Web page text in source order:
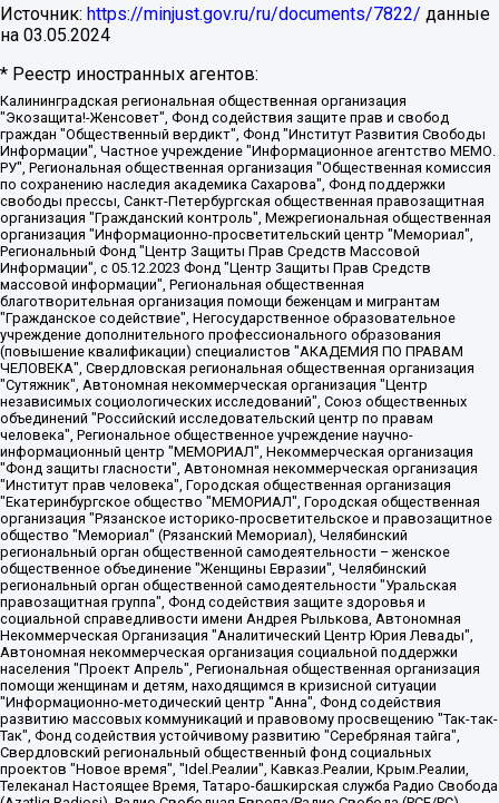
Источник: https://minjust.gov.ru/ru/documents/7822/ данные
на 03.05.2024
* Реестр иностранных агентов:
Калининградская региональная общественная организация "Экозащита!-Женсовет", Фонд содействия защите прав и свобод граждан "Общественный вердикт", Фонд "Институт Развития Свободы Информации", Частное учреждение "Информационное агентство МЕМО. РУ", Региональная общественная организация "Общественная комиссия по сохранению наследия академика Сахарова", Фонд поддержки свободы прессы, Санкт-Петербургская общественная правозащитная организация "Гражданский контроль", Межрегиональная общественная организация "Информационно-просветительский центр "Мемориал", Региональный Фонд "Центр Защиты Прав Средств Массовой Информации", с 05.12.2023 Фонд "Центр Защиты Прав Средств массовой информации", Региональная общественная благотворительная организация помощи беженцам и мигрантам "Гражданское содействие", Негосударственное образовательное учреждение дополнительного профессионального образования (повышение квалификации) специалистов "АКАДЕМИЯ ПО ПРАВАМ ЧЕЛОВЕКА", Свердловская региональная общественная организация "Сутяжник", Автономная некоммерческая организация "Центр независимых социологических исследований", Союз общественных объединений "Российский исследовательский центр по правам человека", Региональное общественное учреждение научно-информационный центр "МЕМОРИАЛ", Некоммерческая организация "Фонд защиты гласности", Автономная некоммерческая организация "Институт прав человека", Городская общественная организация "Екатеринбургское общество "МЕМОРИАЛ", Городская общественная организация "Рязанское историко-просветительское и правозащитное общество "Мемориал" (Рязанский Мемориал), Челябинский региональный орган общественной самодеятельности – женское общественное объединение "Женщины Евразии", Челябинский региональный орган общественной самодеятельности "Уральская правозащитная группа", Фонд содействия защите здоровья и социальной справедливости имени Андрея Рылькова, Автономная Некоммерческая Организация "Аналитический Центр Юрия Левады", Автономная некоммерческая организация социальной поддержки населения "Проект Апрель", Региональная общественная организация помощи женщинам и детям, находящимся в кризисной ситуации "Информационно-методический центр "Анна", Фонд содействия развитию массовых коммуникаций и правовому просвещению "Так-так-Так", Фонд содействия устойчивому развитию "Серебряная тайга", Свердловский региональный общественный фонд социальных проектов "Новое время", "Idel.Реалии", Кавказ.Реалии, Крым.Реалии, Телеканал Настоящее Время, Татаро-башкирская служба Радио Свобода (Azatliq Radiosi), Радио Свободная Европа/Радио Свобода (PCE/PC), "Сибирь.Реалии", "Фактограф", Благотворительный фонд помощи осужденным и их семьям, Автономная некоммерческая организация "Институт глобализации и социальных движений", Фонд "В защиту прав заключенных", Частное учреждение "Центр поддержки и содействия развитию средств массовой информации", Пензенский региональный общественный благотворительный фонд "Гражданский союз", "Север.Реалии", Некоммерческая организация Фонд "Правовая инициатива", Общество с ограниченной ответственностью "Радио Свободная Европа/Радио Свобода", Чешское информационное агентство "MEDIUM-ORIENT", Красноярская региональная общественная организация "Мы против СПИДа", Камалягин Денис Николаевич, Маркелов Сергей Евгеньевич, Пономарев Лев Александрович, Савицкая Людмила Алексеевна, Автономная некоммерческая организация "Центр по работе с проблемой насилия "НАСИЛИЮ.НЕТ", Межрегиональный профессиональный союз работников здравоохранения "Альянс врачей", Юридическое лицо, зарегистрированное в Латвийской Республике, SIA "Medusa Project" (регистрационный номер 40103797863, дата регистрации 10.06.2014), Некоммерческая организация "Фонд по борьбе с коррупцией", Автономная некоммерческая организация "Институт права и публичной политики", Баданин Роман Сергеевич, Гликин Максим Александрович, Железнова Мария Михайловна, Лукьянова Юлия Сергеевна, Маетная Елизавета Витальевна, Маняхин Петр Борисович, Чуракова Ольга Владимировна, Ярош Юлия Петровна, Юридическое лицо "The Insider SIA", зарегистрированное в Риге, Латвийская Республика (дата регистрации 26.06.2015), являющееся администратором доменного имени интернет-издания "The Insider SIA", https://theins.ru, Постернак Алексей Евгеньевич, Рубин Михаил Аркадьевич, Анин Роман Александрович, Юридическое лицо Istories fonds, зарегистрированное в Латвийской Республике (регистрационный номер 50008295751, дата регистрации 24.02.2020), Великовский Дмитрий Александрович, Долинина Ирина Николаевна, Мароховская Алеся Алексеевна, Шлейнов Роман Юрьевич, Шмагун Олеся Валентиновна, Общество с ограниченной ответственностью "Альтаир 2021", Общество с ограниченной ответственностью "Вега 2021", Общество с ограниченной ответственностью "Главный редактор 2021", Общество с ограниченной ответственностью "Ромашки монолит", Важенков Артем Валерьевич, Ивановская областная общественная организация "Центр гендерных исследований", Гурман Юрий Альбертович, Медиапроект "ОВД-Инфо", Егоров Владимир Владимирович, Жилинский Владимир Александрович, Общество с ограниченной ответственностью "ЗП", Иванова София Юрьевна, Карезина Инна Павловна, Кильтау Екатерина Викторовна, Петров Алексей Викторович, Пискунов Сергей Евгеньевич, Смирнов Сергей Сергеевич, Тихонов Михаил Сергеевич, Общество с ограниченной ответственностью "ЖУРНАЛИСТ-ИНОСТРАННЫЙ АГЕНТ", Арапова Галина Юрьевна, Вольтская Татьяна Анатольевна, Американская компания "Mason G.E.S. Anonymous Foundation" (США), являющаяся владельцем интернет-издания https://mnews.world/, Компания "Stichting Bellingcat", зарегистрированная в Нидерландах (дата регистрации 11.07.2018), Захаров Андрей Вячеславович, Клепиковская Екатерина Дмитриевна, Общество с ограниченной ответственностью "МЕМО", Перл Роман Александрович, Симонов Евгений Алексеевич, Соловьева Елена Анатольевна, Сотников Даниил Владимирович, Сурначева Елизавета Дмитриевна, Автономная некоммерческая организация по защите прав человека и информированию населения "Якутия – Наше Мнение", Общество с ограниченной ответственностью "Москоу диджитал медиа", с 26.01.2023 Общество с ограниченной ответственностью "Чайка Белые сады", Ветошкина Валерия Валерьевна, Заговора Максим Александрович, Межрегиональное общественное движение "Российская ЛГБТ - сеть", Оленичев Максим Владимирович, Павлов Иван Юрьевич, Скворцова Елена Сергеевна, Общество с ограниченной ответственностью "Как бы инагент", Кочетков Игорь Викторович, Общество с ограниченной ответственностью "Честные выборы", Еланчик Олег Александрович, Общество с ограниченной ответственностью "Нобелевский призыв", Гималова Регина Эмилевна, Григорьев Андрей Валерьевич, Григорьева Алина Александровна, Ассоциация по содействию защите прав призывников, альтернативнослужащих и военнослужащих "Правозащитная группа "Гражданин.Армия.Право", Хисамова Регина Фаритовна, Автономная некоммерческая организация по реализации социально-правовых программ "Лилит", Дальневосточное общественное движение "Маяк", Санкт-Петербургская ЛГБТ-инициативная группа "Выход", Инициативная группа ЛГБТ+ "Реверс", Алексеев Андрей Викторович, Бекбулатова Таисия Львовна, Беляев Иван Михайлович, Владыкина Елена Сергеевна, Гельман Марат Александрович, Никульшина Вероника Юрьевна, Толоконникова Надежда Андреевна, Шендерович Виктор Анатольевич, Общество с ограниченной ответственностью "Данное сообщение", Общество с ограниченной ответственностью Издательский дом "Новая глава", Айнбиндер Александра Александровна, Московский комьюнити-центр для ЛГБТ+инициатив, Благотворительный фонд развития филантропии, Deutsche Welle (Германия, Kurt-Schumacher-Strasse 3, 53113 Bonn), Борзунова Мария Михайловна, Воробьев Виктор Викторович, Голубева Анна Львовна, Константинова Алла Михайловна, Малкова Ирина Владимировна, Мурадов Мурад Абдулгалимович, Осетинская Елизавета Николаевна, Понасенков Евгений Николаевич, Ганапольский Матвей Юрьевич, Киселев Евгений Алексеевич, Борухович Ирина Григорьевна, Дремин Иван Тимофеевич, Дубровский Дмитрий Викторович, Красноярская региональная общественная организация поддержки и развития альтернативных образовательных технологий и межкультурных коммуникаций "ИНТЕРРА", Маяковская Екатерина Алексеевна, Фейгин Марк Захарович, Филимонов Андрей Викторович, Дзугкоева Регина Николаевна, Доброхотов Роман Александрович, Дудь Юрий Александрович, Елкин Сергей Владимирович, Кругликов Кирилл Игоревич, Сабунаева Мария Леонидовна, Семенов Алексей Владимирович, Шаинян Карен Багратович, Шульман Екатерина Михайловна, Асафьев Артур Валерьевич, Вахштайн Виктор Семенович, Венедиктов Алексей Алексеевич, Лушникова Екатерина Евгеньевна, Волков Леонид Михайлович, Невзоров Александр Глебович, Пархоменко Сергей Борисович, Сироткин Ярослав Николаевич, Кара-Мурза Владимир Владимирович, Баранова Наталья Владимировна, Гозман Леонид Яковлевич, Кагарлицкий Борис Юльевич, Климарев Михаил Валерьевич, Милов Владимир Станиславович, Автономная некоммерческая организация Краснодарский центр современного искусства "Типография", Моргенштерн Алишер Тагирович, Соболь Любовь Эдуардовна, Общество с ограниченной ответственностью "ЛИЗА НОРМ", Каспаров Гарри Кимович, Ходорковский Михаил Борисович, Общество с ограниченной ответственностью "Апрельские тезисы", Данилович Ирина Брониславовна, Кашин Олег Владимирович, Петров Николай Владимирович, Пивоваров Алексей Владимирович, Соколов Михаил Владимирович, Цветкова Юлия Владимировна, Чичваркин Евгений Александрович, Комитет против пыток/Команда против пыток, Общество с ограниченной ответственностью "Первый научный", Общество с ограниченной ответственностью "Вертолет и ко", Белоцерковская Вероника Борисовна, Кац Максим Евгеньевич, Лазарева Татьяна Юрьевна, Шаведдинов Руслан Табризович, Яшин Илья Валерьевич, Общество с ограниченной ответственностью "Иноагент ААВ", Алешковский Дмитрий Петрович, Альбац Евгения Марковна, Быков Дмитрий Львович, Галямина Юлия Евгеньевна, Лойко Сергей Леонидович, Мартынов Кирилл Константинович, Медведев Сергей Александрович, Крашенинников Федор Геннадиевич, Гордеева Катерина Вл